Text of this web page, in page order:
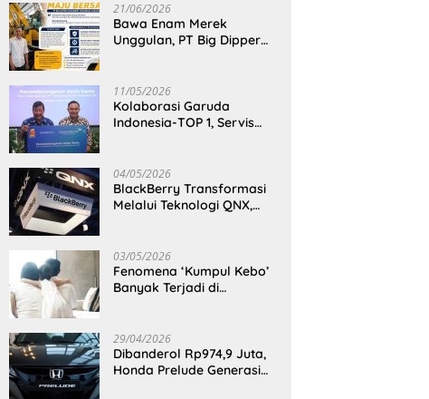
21/06/2026
Bawa Enam Merek
Unggulan, PT Big Dipper
Pasar di Sulawesi Utara
11/05/2026
Kolaborasi Garuda
Indonesia-TOP 1, Servis
04/05/2026
BlackBerry Transformasi
Melalui Teknologi QNX,
Otomotif
03/05/2026
Fenomena ‘Kumpul Kebo’
Banyak Terjadi di
di Kota Manado
29/04/2026
Dibanderol Rp974,9 Juta,
Honda Prelude Generasi